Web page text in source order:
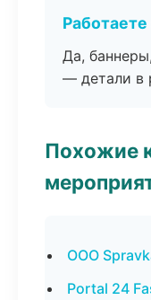
Да,
— детали в
Похожие
ООО
Portal 24